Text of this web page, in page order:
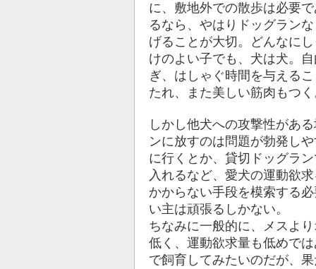
に、敷地外での散歩は必要
るなら、やはりドッグラン
げることが大切。どんなに
けのよい子でも、犬は犬。
ぎ、はしゃぐ時間を与える
たれ、また美しい筋肉もつ
しかし他犬への攻撃性があ
ンに放すのは問題が勃発し
に行くとか、貸切ドッグラ
入れるなど、愛犬の運動欲
かからない手段を模索する
い主は頑張るしかない。
ちなみに一般的に、メスよ
低く、運動欲求量も低めで
で飼育してみたいのだが、